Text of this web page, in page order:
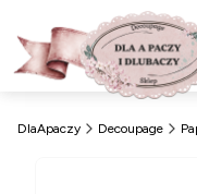
DlaApaczy Decoupage